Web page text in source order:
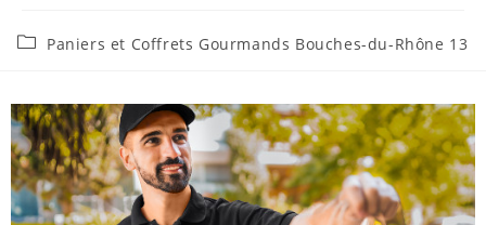
Paniers et Coffrets Gourmands Bouches-du-Rhône 13